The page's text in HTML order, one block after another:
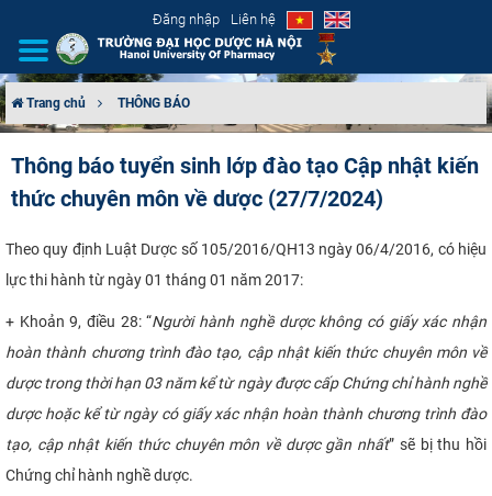
Đăng nhập Liên hệ
CƠ CẤU TỔ CHỨC
TUYỂN SINH
ĐẢM BẢO CHẤT LƯỢNG
KHOA HỌC CÔNG NGHỆ
HTQT
Trang chủ THÔNG BÁO
Thông báo tuyển sinh lớp đào tạo Cập nhật kiến
thức chuyên môn về dược (27/7/2024)
Theo quy định Luật Dược số 105/2016/QH13 ngày 06/4/2016, có hiệu
lực thi hành từ ngày 01 tháng 01 năm 2017:
+ Khoản 9, điều 28: “Người hành nghề dược không có giấy xác nhận
hoàn thành chương trình đào tạo, cập nhật kiến thức chuyên môn về
dược trong thời hạn 03 năm kể từ ngày được cấp Chứng chỉ hành nghề
dược hoặc kể từ ngày có giấy xác nhận hoàn thành chương trình đào
tạo, cập nhật kiến thức chuyên môn về dược gần nhất” sẽ bị thu hồi
Chứng chỉ hành nghề dược.